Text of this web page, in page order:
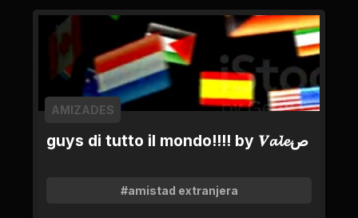
guys di tutto il mondo!!!! by 𝑽𝓪𝓵𝓮ص
AMIZADES
#amistad extranjera